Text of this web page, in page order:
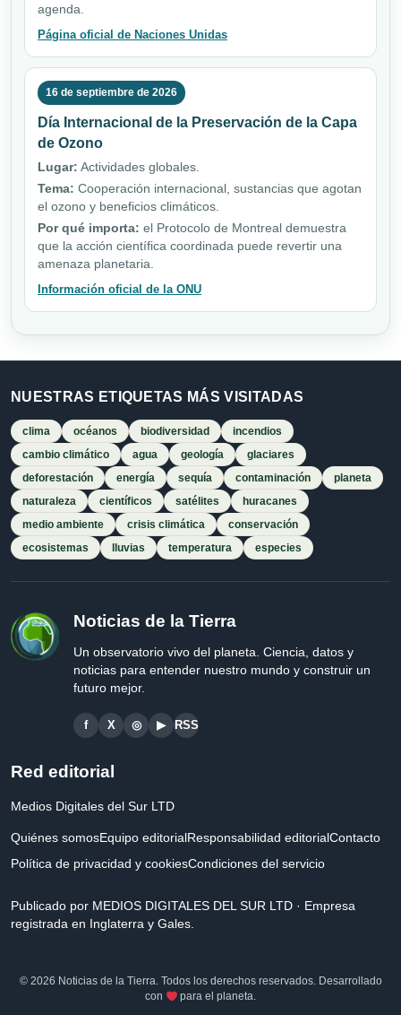
agenda.
Página oficial de Naciones Unidas
16 de septiembre de 2026
Día Internacional de la Preservación de la Capa
de Ozono
Lugar: Actividades globales.
Tema: Cooperación internacional, sustancias que agotan
el ozono y beneficios climáticos.
Por qué importa: el Protocolo de Montreal demuestra
que la acción científica coordinada puede revertir una
amenaza planetaria.
Información oficial de la ONU
NUESTRAS ETIQUETAS MÁS VISITADAS
clima océanos biodiversidad
incendios
cambio climático
agua geología
glaciares
deforestación
energía sequía contaminación
planeta
naturaleza
científicos satélites
huracanes
medio ambiente
crisis climática
conservación
ecosistemas
lluvias temperatura especies
Noticias de la Tierra
Un observatorio vivo del planeta. Ciencia, datos y
noticias para entender nuestro mundo y construir un
futuro mejor.
f X ◎ ▶ RSS
Red editorial
Medios Digitales del Sur LTD
Quiénes somosEquipo editorialResponsabilidad editorialContacto
Política de privacidad y cookiesCondiciones del servicio
Publicado por MEDIOS DIGITALES DEL SUR LTD · Empresa
registrada en Inglaterra y Gales.
© 2026 Noticias de la Tierra. Todos los derechos reservados. Desarrollado
con
para el planeta.